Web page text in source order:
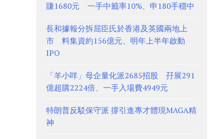
賺1680元 一手中籤率10%、申180手穩中
長和據報分拆屈臣氏於香港及英國兩地上
市 料集資約156億元、明年上半年啟動
IPO
「羊小咩」母企量化派2685招股 孖展291
億超購2224倍、一手入場費4949元
特朗普反駁保守派 撐引進專才體現MAGA精
神